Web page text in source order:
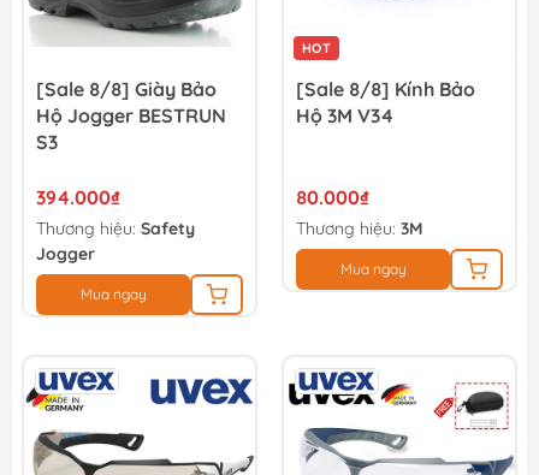
[Sale 8/8] Giày Bảo
Hộ Jogger BESTRUN
S3
394.000₫
Thương hiệu: Safety
Jogger
Mua ngay
HOT
[Sale 8/8] Kính Bảo
Hộ 3M V34
80.000₫
Thương hiệu: 3M
Mua ngay